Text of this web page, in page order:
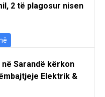
2 të plagosur nisen
Sarandë kërkon
Elektrik &